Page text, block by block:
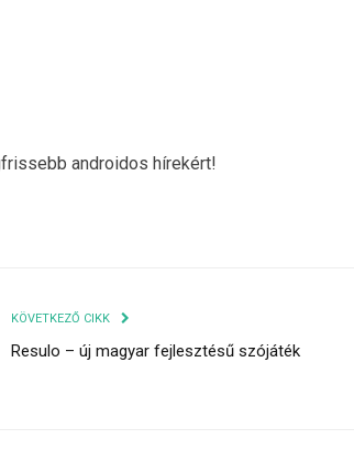
androidos hírekért!
KÖVETKEZŐ CIKK
Resulo – új magyar fejlesztésű szójáték